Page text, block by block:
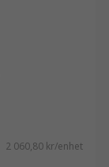
2 060,80 kr/enhet